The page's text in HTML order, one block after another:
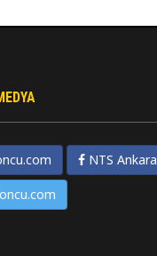
NTS Ankara